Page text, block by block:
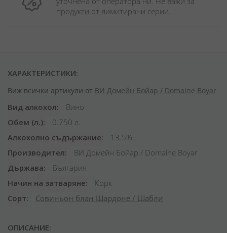
продукти от лимитирани серии.
ХАРАКТЕРИСТИКИ:
Виж всички артикули от ВИ Домейн Бойар / Domaine Boyar
Вид алкохол
Вино
Обем (л.)
0.750 л.
Алкохолно съдържание
13.5%
Производител
ВИ Домейн Бойар / Domaine Boyar
Държава
България
Начин на затваряне
Корк
Сорт
Совиньон блан Шардоне / Шабли
ОПИСАНИЕ: